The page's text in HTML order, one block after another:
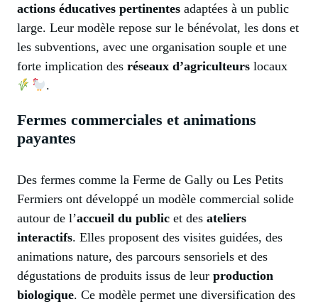
actions éducatives pertinentes adaptées à un public
large. Leur modèle repose sur le bénévolat, les dons et
les subventions, avec une organisation souple et une
forte implication des réseaux d’agriculteurs locaux
.
Fermes commerciales et animations
payantes
Des fermes comme la Ferme de Gally ou Les Petits
Fermiers ont développé un modèle commercial solide
autour de l’accueil du public et des ateliers
interactifs. Elles proposent des visites guidées, des
animations nature, des parcours sensoriels et des
dégustations de produits issus de leur production
biologique. Ce modèle permet une diversification des